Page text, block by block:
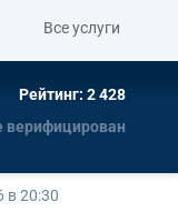
Все услуги
Рейтинг: 2 428
верифицирован
в 20:30